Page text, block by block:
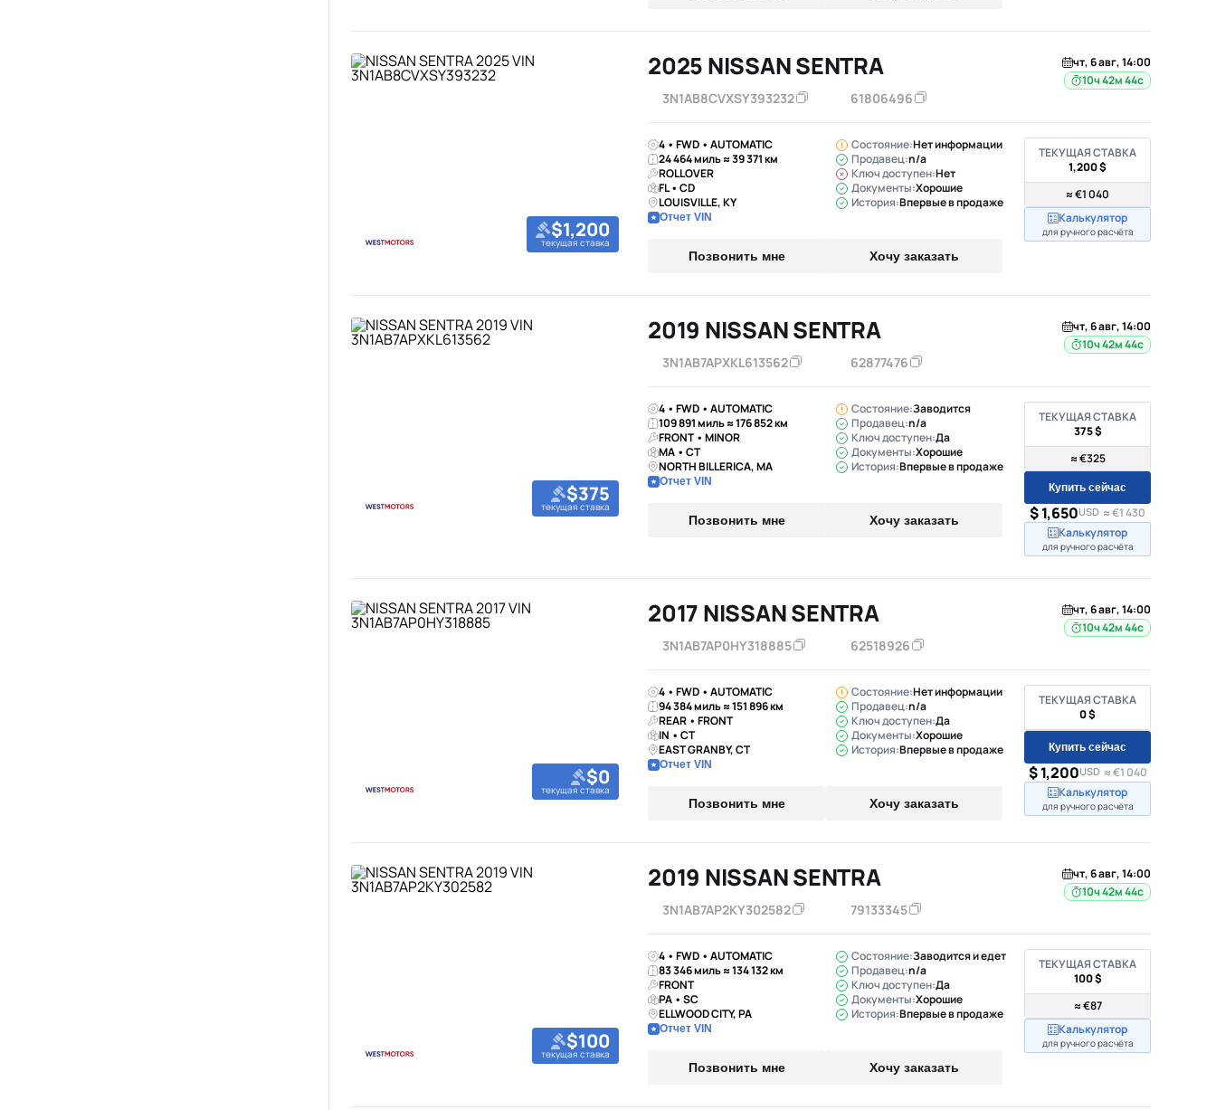
$1,200
текущая ставка
2025 NISSAN SENTRA
3N1AB8CVXSY393232 61806496
чт, 6 авг, 14:00
10ч 42м 43с
4 • FWD • AUTOMATIC
24 464 миль ≈ 39 371 км
ROLLOVER
FL • CD
LOUISVILLE, KY
Отчет VIN
Состояние:Нет информации
Продавец:n/a
Ключ доступен:Нет
Документы:Хорошие
История:Впервые в продаже
Позвонить мне Хочу заказать
ТЕКУЩАЯ СТАВКА
1,200 $
≈ €1 040
Калькулятор
для ручного расчёта
$375
текущая ставка
2019 NISSAN SENTRA
3N1AB7APXKL613562 62877476
чт, 6 авг, 14:00
10ч 42м 43с
4 • FWD • AUTOMATIC
109 891 миль ≈ 176 852 км
FRONT • MINOR
MA • CT
NORTH BILLERICA, MA
Отчет VIN
Состояние:Заводится
Продавец:n/a
Ключ доступен:Да
Документы:Хорошие
История:Впервые в продаже
Позвонить мне Хочу заказать
ТЕКУЩАЯ СТАВКА
375 $
≈ €325
Купить сейчас
$ 1,650USD ≈ €1 430
Калькулятор
для ручного расчёта
$0
текущая ставка
2017 NISSAN SENTRA
3N1AB7AP0HY318885 62518926
чт, 6 авг, 14:00
10ч 42м 43с
4 • FWD • AUTOMATIC
94 384 миль ≈ 151 896 км
REAR • FRONT
IN • CT
EAST GRANBY, CT
Отчет VIN
Состояние:Нет информации
Продавец:n/a
Ключ доступен:Да
Документы:Хорошие
История:Впервые в продаже
Позвонить мне Хочу заказать
ТЕКУЩАЯ СТАВКА
0 $
Купить сейчас
$ 1,200USD ≈ €1 040
Калькулятор
для ручного расчёта
$100
текущая ставка
2019 NISSAN SENTRA
3N1AB7AP2KY302582 79133345
чт, 6 авг, 14:00
10ч 42м 43с
4 • FWD • AUTOMATIC
83 346 миль ≈ 134 132 км
FRONT
PA • SC
ELLWOOD CITY, PA
Отчет VIN
Состояние:Заводится и едет
Продавец:n/a
Ключ доступен:Да
Документы:Хорошие
История:Впервые в продаже
Позвонить мне Хочу заказать
ТЕКУЩАЯ СТАВКА
100 $
≈ €87
Калькулятор
для ручного расчёта